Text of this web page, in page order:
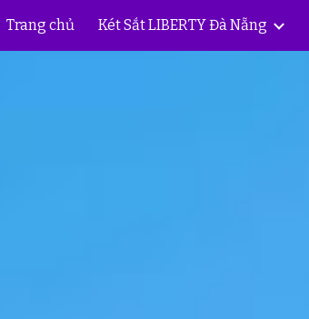
to main content
Trang chủ Két Sắt LIBERTY Đà Nẵng